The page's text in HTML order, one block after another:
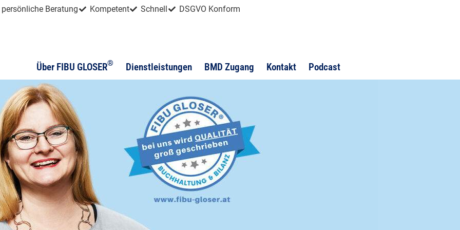
persönliche Beratung Kompetent Schnell DSGVO Konform
Über FIBU GLOSER® Dienstleistungen BMD Zugang Kontakt Podcast